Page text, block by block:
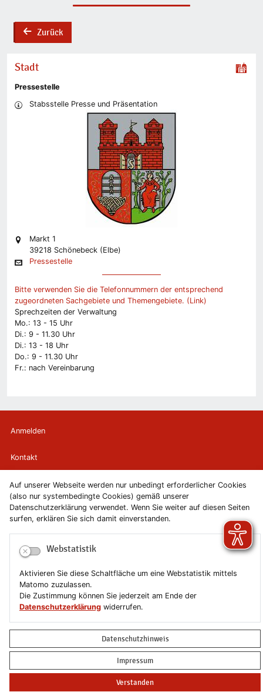
Auf unserer Webseite werden nur unbedingt erforderlicher Cookies
(also nur systembedingte Cookies) gemäß unserer
Datenschutzerklärung verwendet. Wenn Sie weiter auf diesen Seiten
surfen, erklären Sie sich damit einverstanden.
Webstatistik
Aktivieren Sie diese Schaltfläche um eine Webstatistik mittels
Matomo zuzulassen.
Die Zustimmung können Sie jederzeit am Ende der
Datenschutzerklärung widerrufen.
Datenschutzhinweis
Impressum
Verstanden
backZurück
Stadt
Pressestelle
Stabsstelle Presse und Präsentation
Markt 1
39218 Schönebeck (Elbe)
Pressestelle
Bitte verwenden Sie die Telefonnummern der entsprechend
zugeordneten Sachgebiete und Themengebiete. (Link)
Sprechzeiten der Verwaltung
Mo.: 13 - 15 Uhr
Di.: 9 - 11.30 Uhr
Di.: 13 - 18 Uhr
Do.: 9 - 11.30 Uhr
Fr.: nach Vereinbarung
Anmelden
Kontakt
Newsletter
Newsletterabmeldung
Impressum
Erklärung zur Barrierefreiheit
Copyright © 2019-2026 Stadt Schönebeck (Elbe)